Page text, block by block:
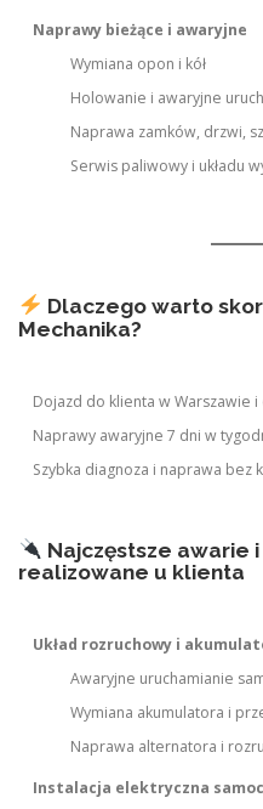
Naprawy bieżące i awaryjne
Wymiana opon i kół
Holowanie i awaryjne
Naprawa zamków, drzwi,
Serwis paliwowy i układu
Dlaczego warto
Mechanika?
Dojazd do klienta w Warszawie i
Naprawy awaryjne 7 dni w
Szybka diagnoza i naprawa bez
Najczęstsze awarie
realizowane u klienta
Układ rozruchowy i
Awaryjne uruchamianie
Wymiana akumulatora i
Naprawa alternatora i
Instalacja elektryczna